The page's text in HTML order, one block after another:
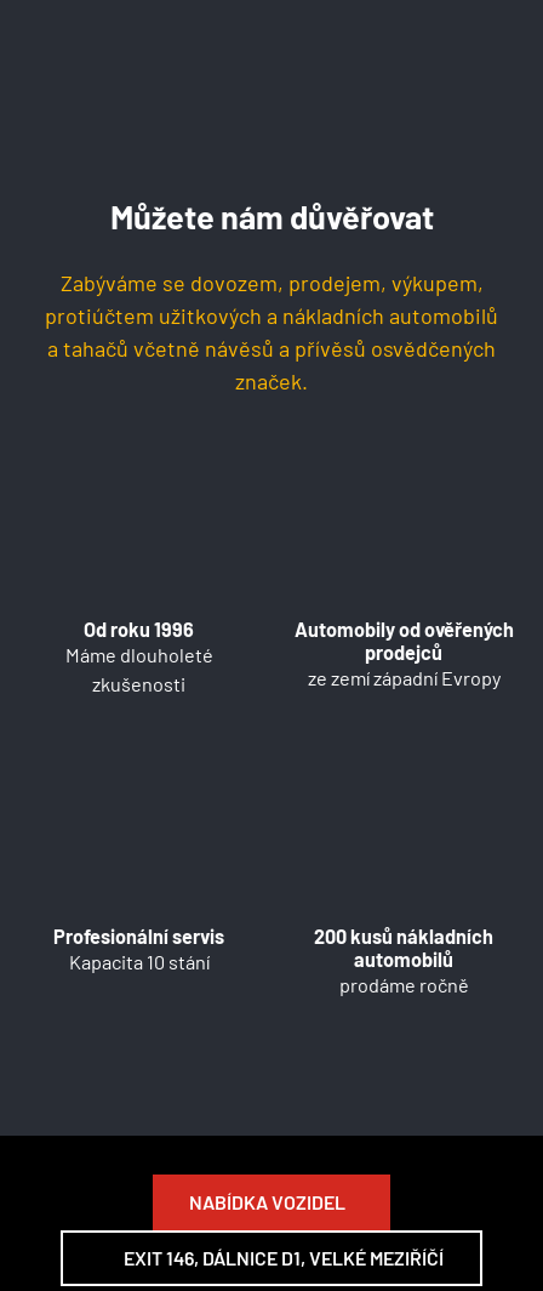
Můžete nám důvěřovat
Zabýváme se dovozem, prodejem, výkupem,
protiúčtem užitkových a nákladních automobilů
a tahačů včetně návěsů a přívěsů osvědčených
značek.
Od roku 1996
Máme dlouholeté
zkušenosti
Automobily od ověřených
prodejců
ze zemí západní Evropy
Profesionální servis
Kapacita 10 stání
200 kusů nákladních
automobilů
prodáme ročně
NABÍDKA VOZIDEL
EXIT 146, DÁLNICE D1, VELKÉ MEZIŘÍČÍ